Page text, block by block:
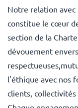
Notre relation
constitue le cœur
section de la
dévouement
l'éthique avec nos
clients, collectivités